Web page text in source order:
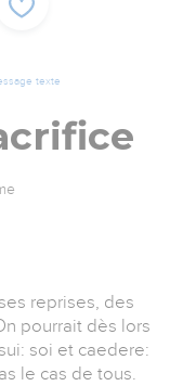
texte
reprises, des
pourrait dès lors
soi et caedere:
le cas de tous.